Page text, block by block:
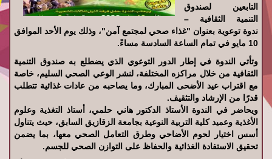
التابعين لصندوق
التنمية الثقافية –
ندوة توعوية بعنوان "غذاء صحي لمجتمع آمن"، وذلك يوم الأحد الموافق
10 مايو في تمام الساعة السادسة مساءً.
وتأتي الندوة في إطار الدور التوعوي الذي يضطلع به صندوق التنمية
الثقافية من خلال مراكزه المختلفة، لنشر الوعي الصحي السليم، خاصة
مع اقتراب عيد الأضحى المبارك، وما يصاحبه من عادات غذائية تتطلب
قدرًا من الإرشاد والتثقيف.
ويحاضر في الندوة الأستاذ الدكتور هاني حلمي، أستاذ التغذية وعلوم
الأغذية وعميد كلية التربية النوعية بجامعة الزقازيق السابق، حيث يتناول
أسس اختيار لحوم الأضاحي وطرق التعامل الصحي معها، بما يضمن
تحقيق الاستفادة الغذائية والحفاظ على التوازن الصحي للجسم.